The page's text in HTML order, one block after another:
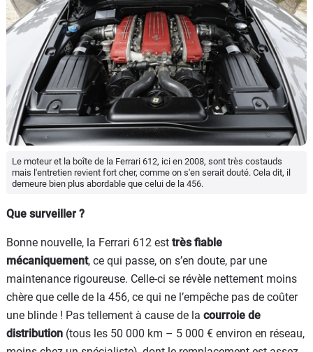
Le moteur et la boîte de la Ferrari 612, ici en 2008, sont très costauds
mais l'entretien revient fort cher, comme on s'en serait douté. Cela dit, il
demeure bien plus abordable que celui de la 456.
Que surveiller ?
Bonne nouvelle, la Ferrari 612 est très fiable
mécaniquement, ce qui passe, on s’en doute, par une
maintenance rigoureuse. Celle-ci se révèle nettement moins
chère que celle de la 456, ce qui ne l’empêche pas de coûter
une blinde ! Pas tellement à cause de la courroie de
distribution (tous les 50 000 km – 5 000 € environ en réseau,